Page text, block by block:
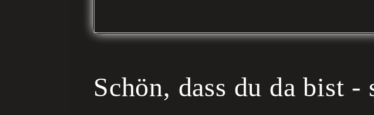
Schön, dass du da bist